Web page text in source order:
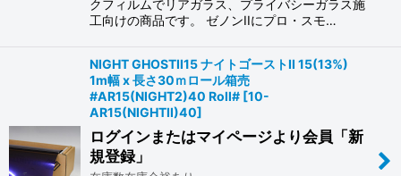
クフィルムでリアガラス、プライバシーガラス施
工向けの商品です。 ゼノンIIにプロ・スモ…
NIGHT GHOSTII15 ナイトゴーストII 15(13%)
1m幅 x 長さ30ｍロール箱売
#AR15(NIGHT2)40 Roll# [10-
AR15(NIGHTII)40]
ログインまたはマイページより会員「新
規登録」